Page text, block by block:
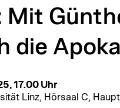
Mit
die
17.00 Uhr
Linz, Hörsaal C,